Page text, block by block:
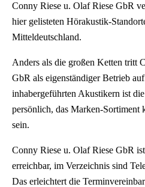
Conny Riese u. Olaf Riese GbR
hier gelisteten Hörakustik-
Mitteldeutschland.
Anders als die großen Ketten tritt
GbR als eigenständiger Betrieb
inhabergeführten Akustikern ist
persönlich, das Marken-Sortiment
sein.
Conny Riese u. Olaf Riese GbR
erreichbar, im Verzeichnis sind
Das erleichtert die